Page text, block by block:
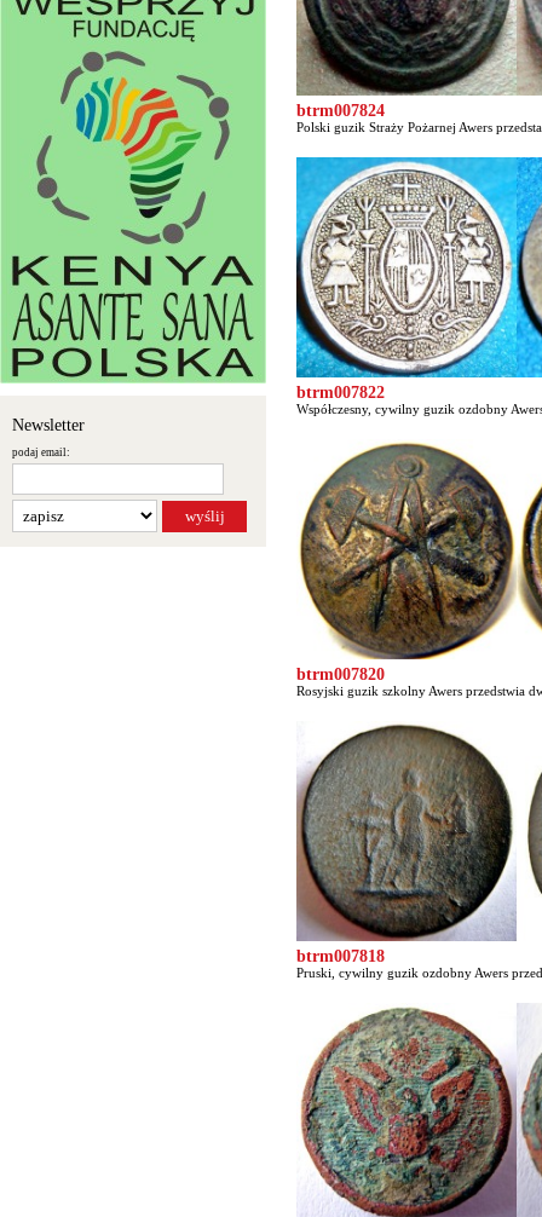
Newsletter
podaj email:
btrm007824
Polski guzik Straży Pożarnej Awers
btrm007822
Współczesny, cywilny guzik ozdobny
btrm007820
Rosyjski guzik szkolny Awers przedstwia
btrm007818
Pruski, cywilny guzik ozdobny Awers